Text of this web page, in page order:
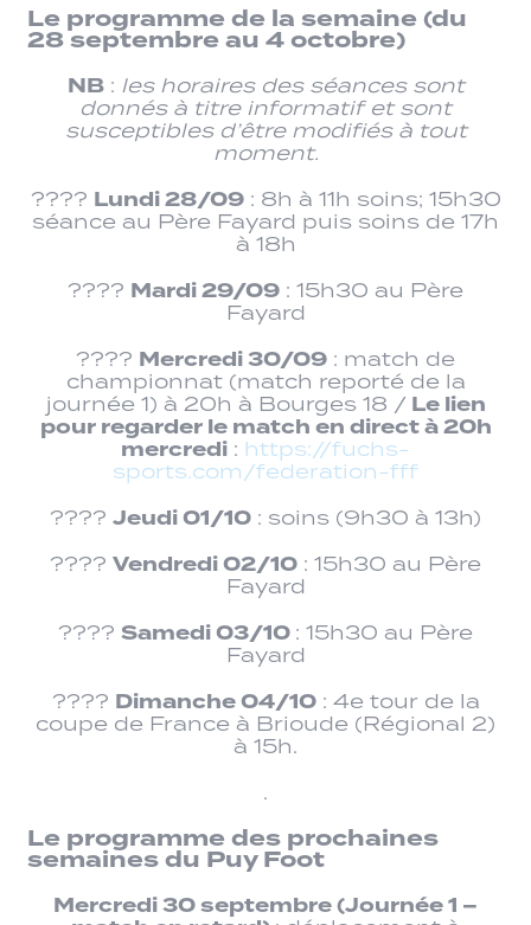
Le programme de la semaine (du
28 septembre au 4 octobre)
NB: les horaires des séances sont
donnés à titre informatif et sont
susceptibles d’être modifiés à tout
moment.
???? Lundi 28/09: 8h à 11h soins; 15h30
séance au Père Fayard puis soins de 17h
à 18h
???? Mardi 29/09 : 15h30 au Père
Fayard
???? Mercredi 30/09 : match de
championnat (match reporté de la
journée 1) à 20h à Bourges 18 / Le lien
pour regarder le match en direct à 20h
mercredi : https://fuchs-
sports.com/federation-fff
???? Jeudi 01/10 : soins (9h30 à 13h)
???? Vendredi 02/10 : 15h30 au Père
Fayard
???? Samedi 03/10 : 15h30 au Père
Fayard
???? Dimanche 04/10: 4e tour de la
coupe de France à Brioude (Régional 2)
à 15h.
.
Le programme des prochaines
semaines du Puy Foot
Mercredi 30 septembre (Journée 1 –